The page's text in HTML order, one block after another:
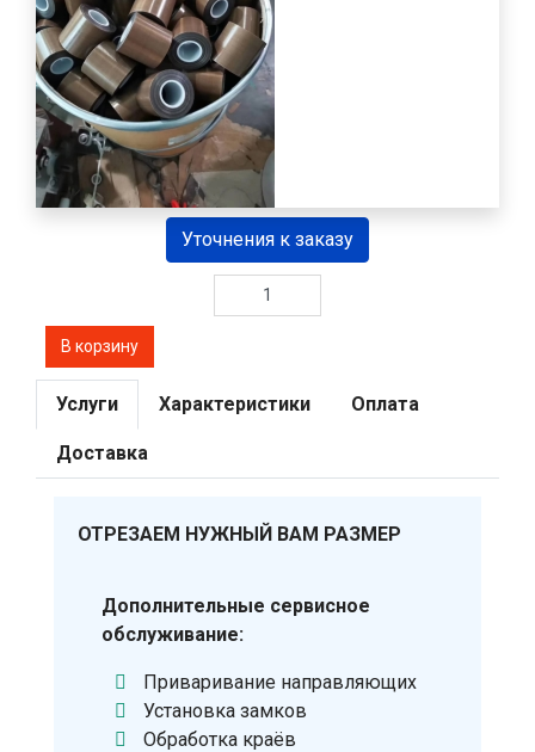
Уточнения к заказу
Услуги Характеристики Оплата
Доставка
ОТРЕЗАЕМ НУЖНЫЙ ВАМ РАЗМЕР
Дополнительные сервисное
обслуживание:
Приваривание направляющих
Установка замков
Обработка краёв